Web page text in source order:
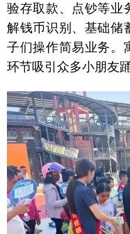
验存取款、点钞等业
解钱币识别、基础储
子们操作简易业务。
环节吸引众多小朋友